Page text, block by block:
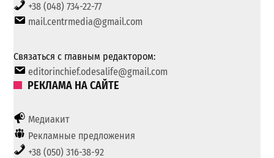
+38 (048) 734-22-77
mail.centrmedia@gmail.com
Связаться с главным редактором:
editorinchief.odesalife@gmail.com
РЕКЛАМА НА САЙТЕ
Медиакит
Рекламные предложения
+38 (050) 316-38-92